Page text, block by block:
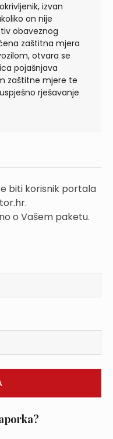
izvan
on nije
obaveznog
zaštitna mjera
otvara se
pojašnjava
zaštitne mjere te
rješavanje
biti korisnik portala
o Vašem paketu.